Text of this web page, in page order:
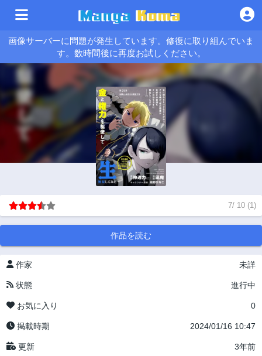
画像サーバーに問題が発生しています。修復に取り組んでいま
す。数時間後に再度お試しください。
7/ 10 (1)
作品を読む
作家 未詳
状態 進行中
お気に入り 0
掲載時期 2024/01/16 10:47
更新 3年前